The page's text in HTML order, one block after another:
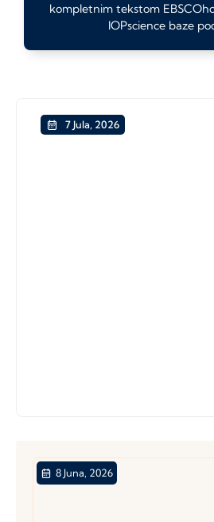
kompletnim tekstom
IOPscience baze
7 Jula, 2026
8 Juna, 2026